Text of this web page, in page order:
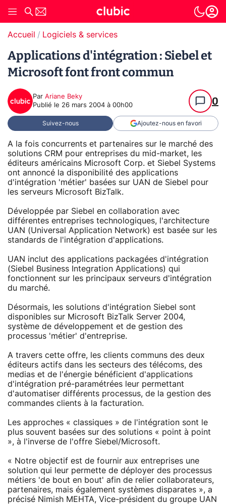
Accueil Logiciels & services
Applications d'intégration : Siebel et
Microsoft font front commun
Par Ariane Beky
Publié le 26 mars 2004 à 00h00 0
Suivez-nous Ajoutez-nous en favori
A la fois concurrents et partenaires sur le marché des
solutions CRM pour entreprises du mid-market, les
éditeurs américains Microsoft Corp. et Siebel Systems
ont annoncé la disponibilité des applications
d'intégration 'métier' basées sur UAN de Siebel pour
les serveurs Microsoft BizTalk.
Développée par Siebel en collaboration avec
différentes entreprises technologiques, l'architecture
UAN (Universal Application Network) est basée sur les
standards de l'intégration d'applications.
UAN inclut des applications packagées d'intégration
(Siebel Business Integration Applications) qui
fonctionnent sur les principaux serveurs d'intégration
du marché.
Désormais, les solutions d'intégration Siebel sont
disponibles sur Microsoft BizTalk Server 2004,
système de développement et de gestion des
processus 'métier' d'entreprise.
A travers cette offre, les clients communs des deux
éditeurs actifs dans les secteurs des télécoms, des
medias et de l'énergie bénéficient d'applications
d'intégration pré-paramétrées leur permettant
d'automatiser différents processus, de la gestion des
commandes clients à la facturation.
Les approches « classiques » de l'intégration sont le
plus souvent basées sur des solutions « point à point
», à l'inverse de l'offre Siebel/Microsoft.
« Notre objectif est de fournir aux entreprises une
solution qui leur permette de déployer des processus
métiers 'de bout en bout' afin de relier collaborateurs,
partenaires, mais également systèmes disparates », a
précisé Nimish MEHTA, Vice-président du groupe UAN